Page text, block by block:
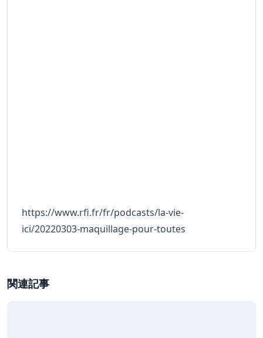
https://www.rfi.fr/fr/podcasts/la-vie-
ici/20220303-maquillage-pour-toutes
関連記事